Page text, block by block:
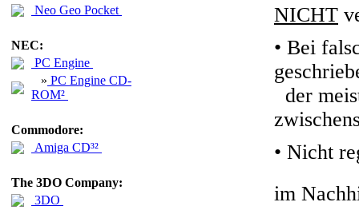
Neo Geo Pocket
NEC:
PC Engine
» PC Engine CD-
ROM²
Commodore:
Amiga CD³²
The 3DO Company:
3DO
NICHT
• Bei
der
• Nicht
im